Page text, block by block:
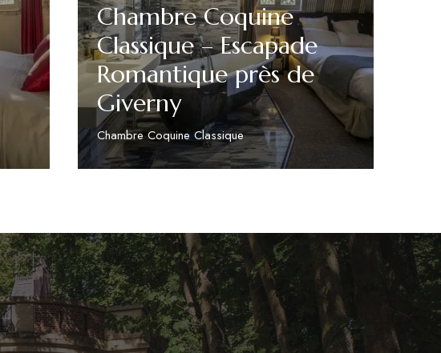
Chambre Coquine
Classique – Escapade
Romantique près de
Giverny
Chambre Coquine Classique
Découvrir